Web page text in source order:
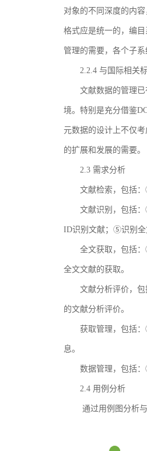
对象的不同深度的内
格式应是统一的，编
管理的需要，各个子
2.2.4 与国际相关
文献数据的管理
境。特别是充分借鉴
元数据的设计上不仅
的扩展和发展的需要。
2.3 需求分析
文献检索，包括
文献识别，包括
ID识别文献；⑤识别全
全文获取，包括
全文文献的获取。
文献分析评价，
的文献分析评价。
获取管理，包括
息。
数据管理，包括
2.4 用例分析
通过用例图分析